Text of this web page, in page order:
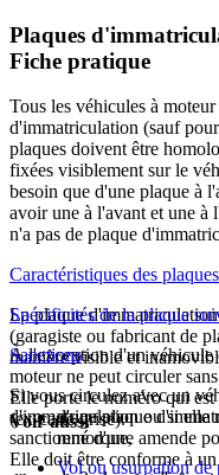
Plaques
Fiche pratique
Tous les véhicules à
d'immatriculation (sauf
plaques doivent être
fixées visiblement sur le
besoin que d'une plaque à
avoir une à l'avant et une
n'a pas de plaque
Caractéristiques des
La plaque
(garagiste ou fabricant de
manière visible et
Elle porte le numéro qui
(ex-carte grise).
Elle doit être conforme à
Spécificités de la plaque
À l'exception d'un véhicule
moteur ne peut circuler
d'une plaque
remorque,
Sanctions
Si vous circulez avec un
d'immatriculation ou si elle
sanctionné d'une amende
Voir aussi
Vol ou usurpation de